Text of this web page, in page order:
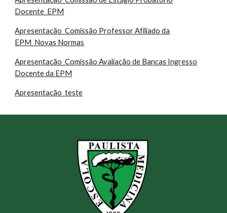
Docente_EPM
Apresentação_Comissão Professor Afiliado da
EPM_Novas Normas
Apresentação_Comissão Avaliação de Bancas Ingresso
Docente da EPM
Apresentação_teste